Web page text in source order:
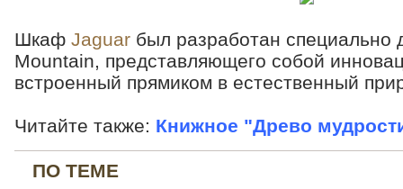
Шкаф Jaguar был разработан специально
Mountain, представляющего собой
встроенный прямиком в естественный
Читайте также: Книжное "Древо
ПО ТЕМЕ